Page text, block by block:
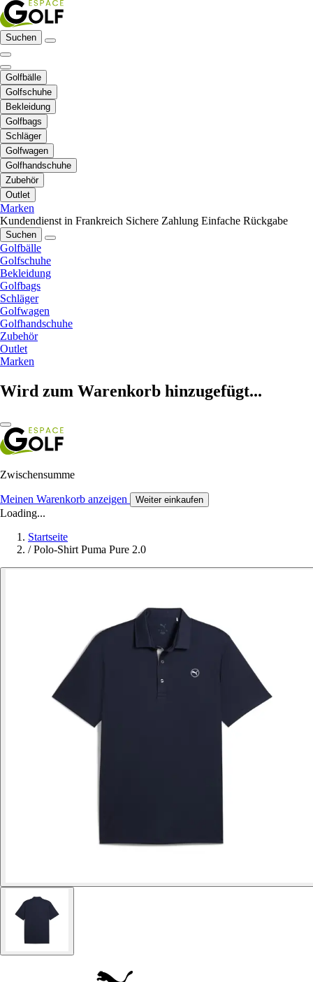
Suchen
Golfbälle
Golfschuhe
Bekleidung
Golfbags
Schläger
Golfwagen
Golfhandschuhe
Zubehör
Outlet
Marken
Kundendienst in Frankreich Sichere Zahlung Einfache Rückgabe
Suchen
Golfbälle
Golfschuhe
Bekleidung
Golfbags
Schläger
Golfwagen
Golfhandschuhe
Zubehör
Outlet
Marken
Wird zum Warenkorb hinzugefügt...
Zwischensumme
Meinen Warenkorb anzeigen Weiter einkaufen
Loading...
Startseite
/ Polo-Shirt Puma Pure 2.0